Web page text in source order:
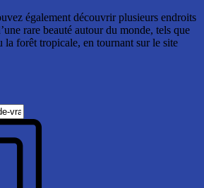
également découvrir plusieurs endroits
rare beauté autour du monde, tels que
la forêt tropicale, en tournant sur le site